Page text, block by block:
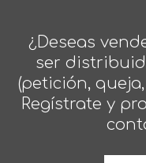
¿Deseas
ser
(petición,
Regístrate y